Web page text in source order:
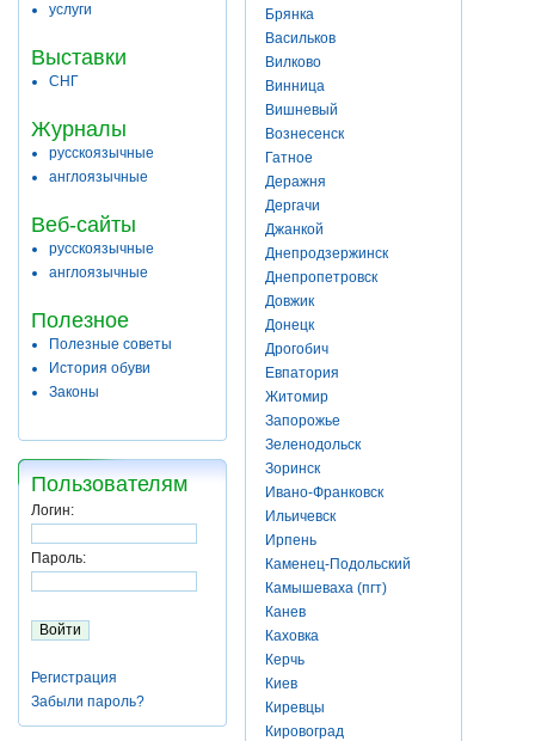
услуги
Выставки
СНГ
Журналы
русскоязычные
англоязычные
Веб-сайты
русскоязычные
англоязычные
Полезное
Полезные советы
История обуви
Законы
Пользователям
Логин:
Пароль:
Регистрация
Забыли пароль?
Брянка
Васильков
Вилково
Винница
Вишневый
Вознесенск
Гатное
Деражня
Дергачи
Джанкой
Днепродзержинск
Днепропетровск
Довжик
Донецк
Дрогобич
Евпатория
Житомир
Запорожье
Зеленодольск
Зоринск
Ивано-Франковск
Ильичевск
Ирпень
Каменец-Подольский
Камышеваха (пгт)
Канев
Каховка
Керчь
Киев
Киревцы
Кировоград